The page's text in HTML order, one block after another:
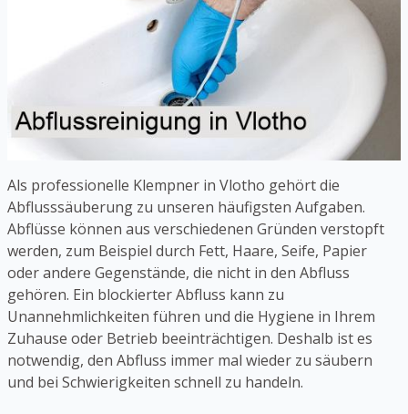
Als professionelle Klempner in Vlotho gehört die
Abflusssäuberung zu unseren häufigsten Aufgaben.
Abflüsse können aus verschiedenen Gründen verstopft
werden, zum Beispiel durch Fett, Haare, Seife, Papier
oder andere Gegenstände, die nicht in den Abfluss
gehören. Ein blockierter Abfluss kann zu
Unannehmlichkeiten führen und die Hygiene in Ihrem
Zuhause oder Betrieb beeinträchtigen. Deshalb ist es
notwendig, den Abfluss immer mal wieder zu säubern
und bei Schwierigkeiten schnell zu handeln.